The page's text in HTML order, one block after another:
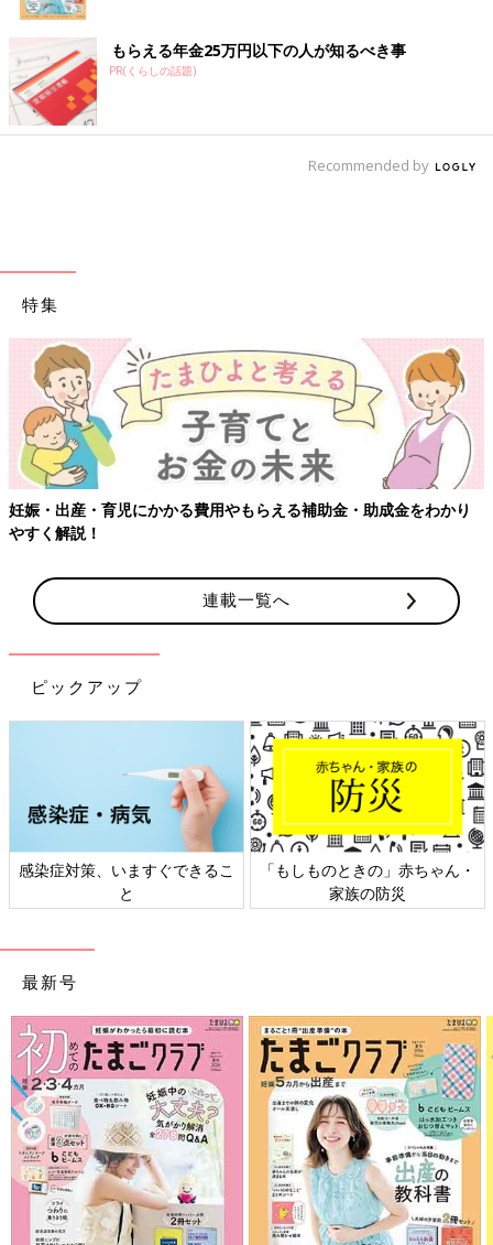
もらえる年金25万円以下の人が知るべき事
PR(くらしの話題)
Recommended by
特集
娠・出産・育児にかかる費用やもらえる補助金・助成金をわかり
すく解説！
連載一覧へ
ピックアップ
感染症対策、いますぐできるこ
と
「もしものときの」赤ちゃん・
家族の防災
最新号